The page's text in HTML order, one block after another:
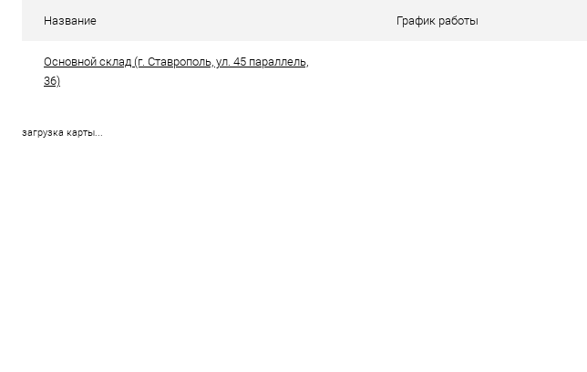
Название График работы
Основной склад (г. Ставрополь, ул. 45 параллель,
36)
загрузка карты...